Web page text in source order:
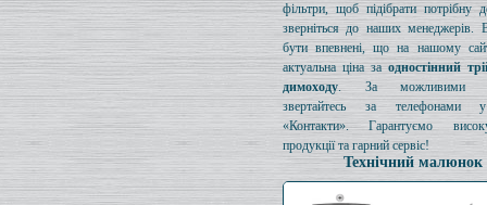
фільтри, щоб підібрати потрібну
зверніться до наших менеджерів.
бути впевнені, що на нашому
актуальна ціна заодностінний
димоходу. За можливими
звертайтесь за телефонами
«Контакти». Гарантуємо
продукції та гарний сервіс!
Технічний малюнок